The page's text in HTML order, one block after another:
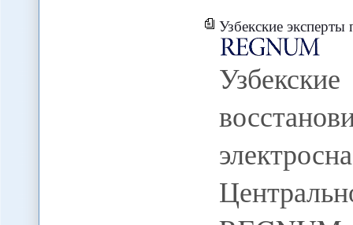
Узбекские эксперты предлагают